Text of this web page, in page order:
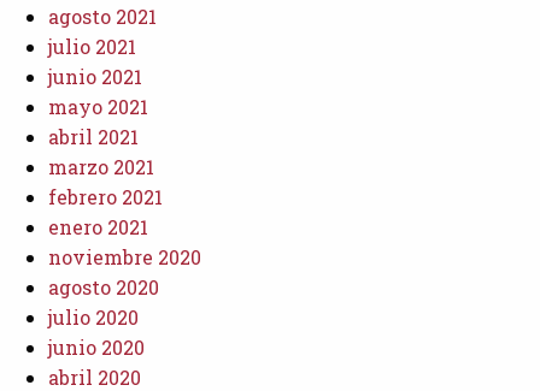
agosto 2021
julio 2021
junio 2021
mayo 2021
abril 2021
marzo 2021
febrero 2021
enero 2021
noviembre 2020
agosto 2020
julio 2020
junio 2020
abril 2020